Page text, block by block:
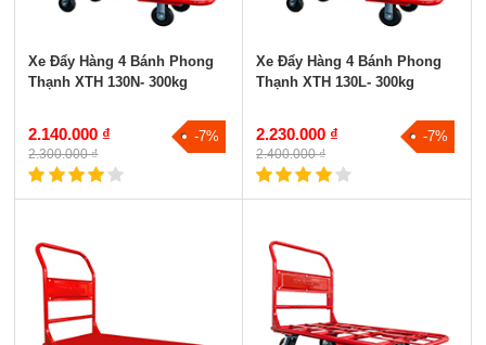
Xe Đẩy Hàng 4 Bánh Phong
Thạnh XTH 130N- 300kg
2.140.000 ₫
2.300.000 ₫
-7%
Xe Đẩy Hàng 4 Bánh Phong
Thạnh XTH 130L- 300kg
2.230.000 ₫
2.400.000 ₫
-7%